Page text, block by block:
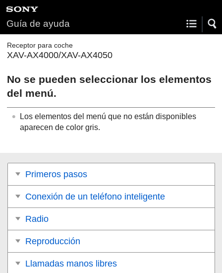
Guía de ayuda
Receptor para coche
XAV-AX4000/XAV-AX4050
No se pueden seleccionar los elementos
del menú.
Los elementos del menú que no están disponibles
aparecen de color gris.
Primeros pasos
Conexión de un teléfono inteligente
Radio
Reproducción
Llamadas manos libres